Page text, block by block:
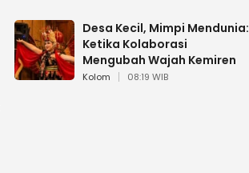
Desa Kecil, Mimpi Mendunia:
Ketika Kolaborasi
Mengubah Wajah Kemiren
Kolom 08:19 WIB